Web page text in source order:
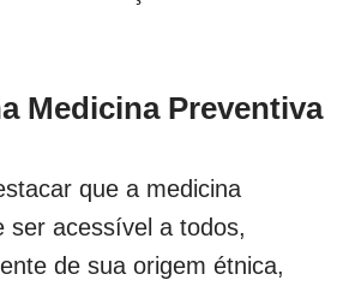
Medicina Preventiva
que a medicina
ser acessível a todos,
de sua origem étnica,